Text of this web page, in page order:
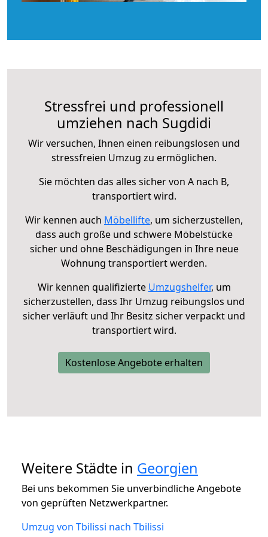
Stressfrei und professionell
umziehen nach Sugdidi
Wir versuchen, Ihnen einen reibungslosen und
stressfreien Umzug zu ermöglichen.
Sie möchten das alles sicher von A nach B,
transportiert wird.
Wir kennen auch Möbellifte, um sicherzustellen,
dass auch große und schwere Möbelstücke
sicher und ohne Beschädigungen in Ihre neue
Wohnung transportiert werden.
Wir kennen qualifizierte Umzugshelfer, um
sicherzustellen, dass Ihr Umzug reibungslos und
sicher verläuft und Ihr Besitz sicher verpackt und
transportiert wird.
Kostenlose Angebote erhalten
Weitere Städte in Georgien
Bei uns bekommen Sie unverbindliche Angebote
von geprüften Netzwerkpartner.
Umzug von Tbilissi nach Tbilissi